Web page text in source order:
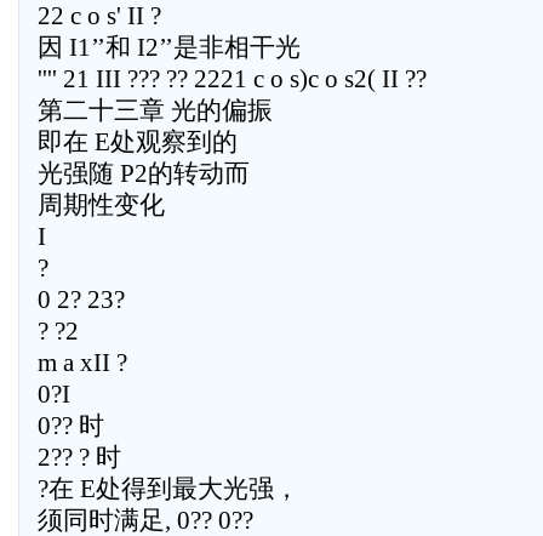
22 c o s' II ?
因 I1’’和 I2’’是非相干光
'''' 21 III ??? ?? 2221 c o s)c o s2( II ??
第二十三章 光的偏振
即在 E处观察到的
光强随 P2的转动而
周期性变化
I
?
0 2? 23?
? ?2
m a xII ?
0?I
0?? 时
2?? ? 时
?在 E处得到最大光强，
须同时满足, 0?? 0??